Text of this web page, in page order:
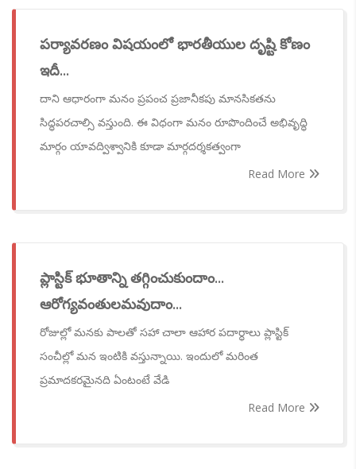
పర్యావరణం విషయంలో భారతీయుల దృష్టి కోణం
ఇదీ...
దాని ఆధారంగా మనం ప్రపంచ ప్రజానీకపు మానసికతను
సిద్ధపరచాల్సి వస్తుంది. ఈ విధంగా మనం రూపొందించే అభివృద్ధి
మార్గం యావద్విశ్వానికి కూడా మార్గదర్శకత్వంగా
Read More
ప్లాస్టిక్ భూతాన్ని తగ్గించుకుందాం...
ఆరోగ్యవంతులమవుదాం...
రోజుల్లో మనకు పాలతో సహా చాలా ఆహార పదార్ధాలు ప్లాస్టిక్
సంచీల్లో మన ఇంటికి వస్తున్నాయి. ఇందులో మరింత
ప్రమాదకరమైనది ఏంటంటే వేడి
Read More